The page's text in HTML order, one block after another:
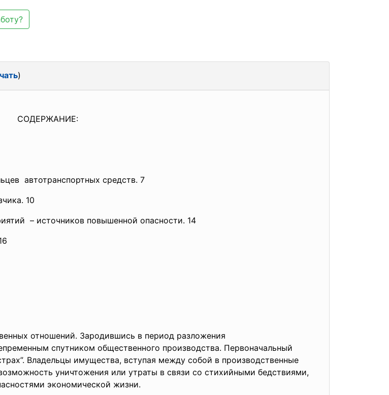
)
СОДЕРЖАНИЕ:
автотранспортных средств. 7
10
– источников повышенной опасности. 14
отношений. Зародившись в период разложения
спутником общественного производства. Первоначальный
Владельцы имущества, вступая между собой в производственные
уничтожения или утраты в связи со стихийными бедствиями,
экономической жизни.